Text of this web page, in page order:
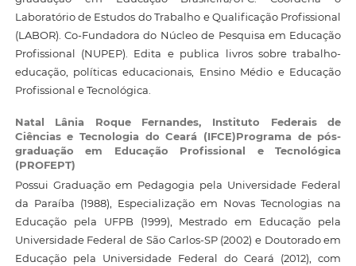
Laboratório de Estudos do Trabalho e Qualificação Profissional
(LABOR). Co-Fundadora do Núcleo de Pesquisa em Educação
Profissional (NUPEP). Edita e publica livros sobre trabalho-
educação, políticas educacionais, Ensino Médio e Educação
Profissional e Tecnológica.
Natal Lânia Roque Fernandes, Instituto Federais de
Ciências e Tecnologia do Ceará (IFCE)Programa de pós-
graduação em Educação Profissional e Tecnológica
(PROFEPT)
Possui Graduação em Pedagogia pela Universidade Federal
da Paraíba (1988), Especialização em Novas Tecnologias na
Educação pela UFPB (1999), Mestrado em Educação pela
Universidade Federal de São Carlos-SP (2002) e Doutorado em
Educação pela Universidade Federal do Ceará (2012), com